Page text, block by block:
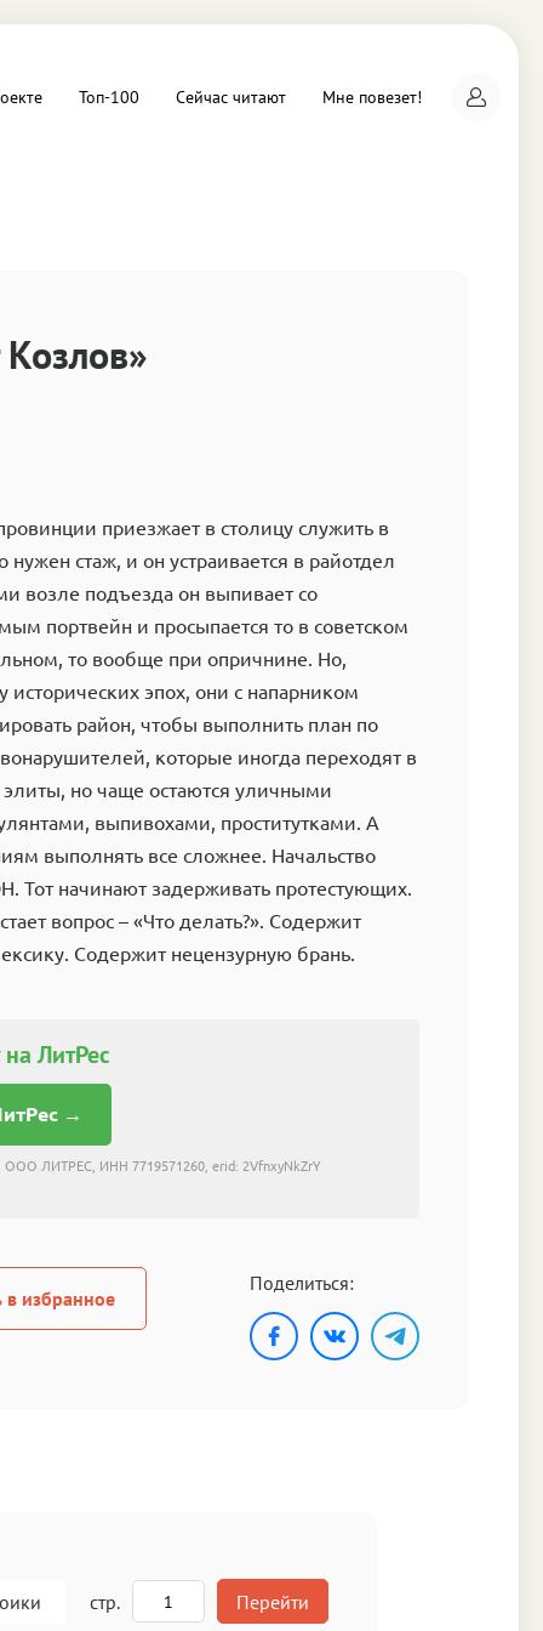
Топ-100 Сейчас читают Мне повезет!
приезжает в столицу служить в
стаж, и он устраивается в райотдел
возле подъезда он выпивает со
портвейн и просыпается то в советском
то вообще при опричнине. Но,
исторических эпох, они с напарником
район, чтобы выполнить план по
которые иногда переходят в
но чаще остаются уличными
выпивохами, проститутками. А
выполнять все сложнее. Начальство
Тот начинают задерживать протестующих.
вопрос – «Что делать?». Содержит
Содержит нецензурную брань.
ЛитРес
→
ООО ЛИТРЕС, ИНН 7719571260, erid: 2VfnxyNkZrY
в избранное
Поделиться:
стр. Перейти